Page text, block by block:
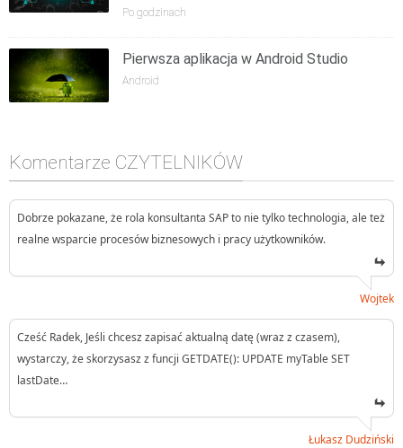
Po godzinach
Pierwsza aplikacja w Android Studio
Android
Komentarze CZYTELNIKÓW
Dobrze pokazane, że rola konsultanta SAP to nie tylko technologia, ale też
realne wsparcie procesów biznesowych i pracy użytkowników.
Wojtek
Cześć Radek, Jeśli chcesz zapisać aktualną datę (wraz z czasem),
wystarczy, że skorzysasz z funcji GETDATE(): UPDATE myTable SET
lastDate…
Łukasz Dudziński